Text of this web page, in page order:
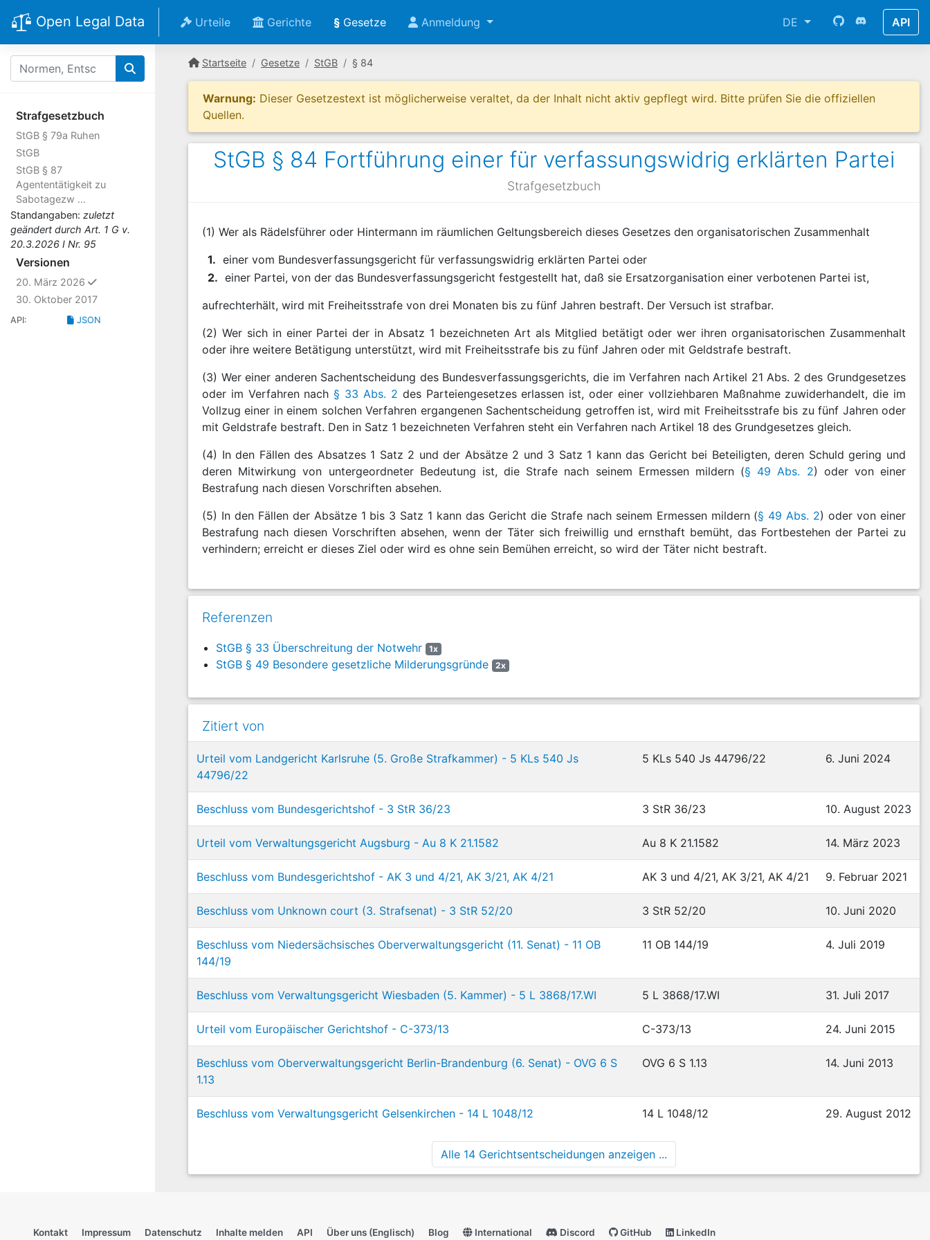
Open Legal Data Urteile Gerichte § Gesetze Anmeldung DE API
Strafgesetzbuch
StGB § 79a Ruhen
StGB
StGB § 87
Agententätigkeit zu
Sabotagezw ...
Standangaben: zuletzt
geändert durch Art. 1 G v.
20.3.2026 I Nr. 95
Versionen
20. März 2026
ausgewählt
30. Oktober 2017
API: JSON
Startseite Gesetze StGB § 84
Warnung: Dieser Gesetzestext ist möglicherweise veraltet, da der Inhalt nicht aktiv gepflegt wird. Bitte prüfen Sie die offiziellen
Quellen.
StGB § 84 Fortführung einer für verfassungswidrig erklärten Partei
Strafgesetzbuch
(1) Wer als Rädelsführer oder Hintermann im räumlichen Geltungsbereich dieses Gesetzes den organisatorischen Zusammenhalt
1. einer vom Bundesverfassungsgericht für verfassungswidrig erklärten Partei oder
2. einer Partei, von der das Bundesverfassungsgericht festgestellt hat, daß sie Ersatzorganisation einer verbotenen Partei ist,
aufrechterhält, wird mit Freiheitsstrafe von drei Monaten bis zu fünf Jahren bestraft. Der Versuch ist strafbar.
(2) Wer sich in einer Partei der in Absatz 1 bezeichneten Art als Mitglied betätigt oder wer ihren organisatorischen Zusammenhalt
oder ihre weitere Betätigung unterstützt, wird mit Freiheitsstrafe bis zu fünf Jahren oder mit Geldstrafe bestraft.
(3) Wer einer anderen Sachentscheidung des Bundesverfassungsgerichts, die im Verfahren nach Artikel 21 Abs. 2 des Grundgesetzes
oder im Verfahren nach§ 33 Abs. 2 des Parteiengesetzes erlassen ist, oder einer vollziehbaren Maßnahme zuwiderhandelt, die im
Vollzug einer in einem solchen Verfahren ergangenen Sachentscheidung getroffen ist, wird mit Freiheitsstrafe bis zu fünf Jahren oder
mit Geldstrafe bestraft. Den in Satz 1 bezeichneten Verfahren steht ein Verfahren nach Artikel 18 des Grundgesetzes gleich.
(4) In den Fällen des Absatzes 1 Satz 2 und der Absätze 2 und 3 Satz 1 kann das Gericht bei Beteiligten, deren Schuld gering und
deren Mitwirkung von untergeordneter Bedeutung ist, die Strafe nach seinem Ermessen mildern (§ 49 Abs. 2) oder von einer
Bestrafung nach diesen Vorschriften absehen.
(5) In den Fällen der Absätze 1 bis 3 Satz 1 kann das Gericht die Strafe nach seinem Ermessen mildern (§ 49 Abs. 2) oder von einer
Bestrafung nach diesen Vorschriften absehen, wenn der Täter sich freiwillig und ernsthaft bemüht, das Fortbestehen der Partei zu
verhindern; erreicht er dieses Ziel oder wird es ohne sein Bemühen erreicht, so wird der Täter nicht bestraft.
Referenzen
StGB § 33 Überschreitung der Notwehr 1x
StGB § 49 Besondere gesetzliche Milderungsgründe 2x
Zitiert von
Urteil vom Landgericht Karlsruhe (5. Große Strafkammer) - 5 KLs 540 Js
44796/22
5 KLs 540 Js 44796/22 6. Juni 2024
Beschluss vom Bundesgerichtshof - 3 StR 36/23 3 StR 36/23 10. August 2023
Urteil vom Verwaltungsgericht Augsburg - Au 8 K 21.1582 Au 8 K 21.1582 14. März 2023
Beschluss vom Bundesgerichtshof - AK 3 und 4/21, AK 3/21, AK 4/21 AK 3 und 4/21, AK 3/21, AK 4/21 9. Februar 2021
Beschluss vom Unknown court (3. Strafsenat) - 3 StR 52/20 3 StR 52/20 10. Juni 2020
Beschluss vom Niedersächsisches Oberverwaltungsgericht (11. Senat) - 11 OB
144/19
11 OB 144/19 4. Juli 2019
Beschluss vom Verwaltungsgericht Wiesbaden (5. Kammer) - 5 L 3868/17.WI 5 L 3868/17.WI 31. Juli 2017
Urteil vom Europäischer Gerichtshof - C-373/13 C-373/13 24. Juni 2015
Beschluss vom Oberverwaltungsgericht Berlin-Brandenburg (6. Senat) - OVG 6 S
1.13
OVG 6 S 1.13 14. Juni 2013
Beschluss vom Verwaltungsgericht Gelsenkirchen - 14 L 1048/12 14 L 1048/12 29. August 2012
Alle 14 Gerichtsentscheidungen anzeigen ...
Kontakt Impressum Datenschutz Inhalte melden API Über uns (Englisch) Blog International Discord GitHub LinkedIn